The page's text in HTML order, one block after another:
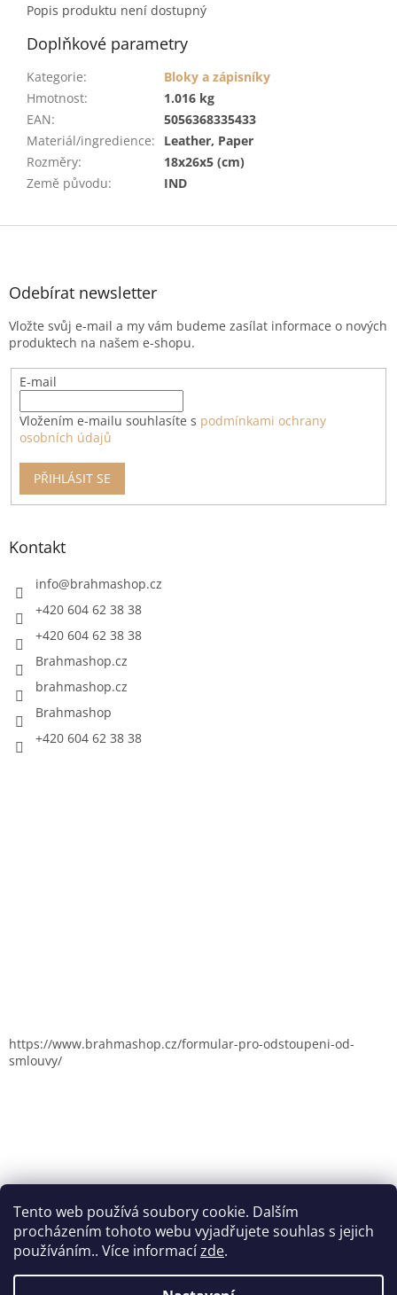
Tento web používá soubory cookie. Dalším
procházením tohoto webu vyjadřujete souhlas s jejich
používáním.. Více informacízde.
Popis produktu není dostupný
Doplňkové parametry
Kategorie:
Bloky a zápisníky
Hmotnost:
1.016 kg
EAN:
5056368335433
Materiál/ingredience:
Leather, Paper
Rozměry:
18x26x5 (cm)
Země původu: IND
Z
Odebírat newsletter
Vložte svůj e-mail a my vám budeme zasílat informace o nových
produktech na našem e-shopu.
E-mail
Vložením e-mailu souhlasíte s podmínkami ochrany
osobních údajů
PŘIHLÁSIT SE
Kontakt
info@brahmashop.cz
+420 604 62 38 38
+420 604 62 38 38
Brahmashop.cz
brahmashop.cz
Brahmashop
+420 604 62 38 38
https://www.brahmashop.cz/formular-pro-odstoupeni-od-
smlouvy/